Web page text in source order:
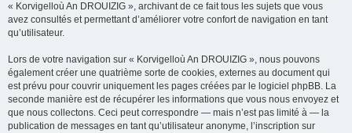
« Korvigelloù An DROUIZIG », archivant de ce fait tous les sujets que vous
avez consultés et permettant d’améliorer votre confort de navigation en tant
qu’utilisateur.
Lors de votre navigation sur « Korvigelloù An DROUIZIG », nous pouvons
également créer une quatrième sorte de cookies, externes au document qui
est prévu pour couvrir uniquement les pages créées par le logiciel phpBB. La
seconde manière est de récupérer les informations que vous nous envoyez et
que nous collectons. Ceci peut correspondre — mais n’est pas limité à — la
publication de messages en tant qu’utilisateur anonyme, l’inscription sur